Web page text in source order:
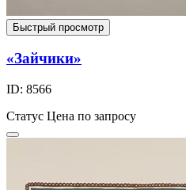
Быстрый просмотр
«Зайчики»
ID: 8566
Статус Цена по запросу